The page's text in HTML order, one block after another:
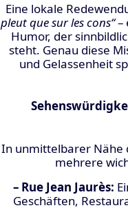
Eine lokale
pleut que sur les cons“–
Humor, der
steht. Genau diese
und Gelassenheit
In unmittelbarer Nähe
mehrere
– Rue Jean Jaurès:
Geschäften,